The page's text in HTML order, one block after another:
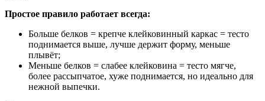
Простое правило работает всегда:
Больше белков = крепче клейковинный каркас = тесто
поднимается выше, лучше держит форму, меньше
плывёт;
Меньше белков = слабее клейковина = тесто мягче,
более рассыпчатое, хуже поднимается, но идеально для
нежной выпечки.